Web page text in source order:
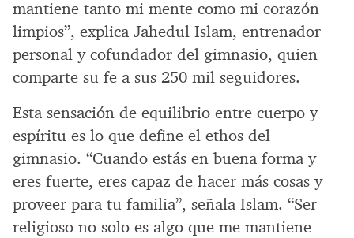
mantiene tanto mi mente como mi corazón
limpios”, explica Jahedul Islam, entrenador
personal y cofundador del gimnasio, quien
comparte su fe a sus 250 mil seguidores.
Esta sensación de equilibrio entre cuerpo y
espíritu es lo que define el ethos del
gimnasio. “Cuando estás en buena forma y
eres fuerte, eres capaz de hacer más cosas y
proveer para tu familia”, señala Islam. “Ser
religioso no solo es algo que me mantiene